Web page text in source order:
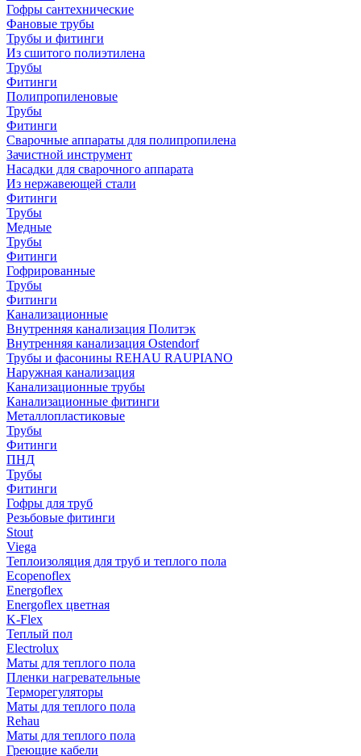
Гофры сантехнические
Фановые трубы
Трубы и фитинги
Из сшитого полиэтилена
Трубы
Фитинги
Полипропиленовые
Трубы
Фитинги
Сварочные аппараты для полипропилена
Зачистной инструмент
Насадки для сварочного аппарата
Из нержавеющей стали
Фитинги
Трубы
Медные
Трубы
Фитинги
Гофрированные
Трубы
Фитинги
Канализационные
Внутренняя канализация Политэк
Внутренняя канализация Ostendorf
Трубы и фасонины REHAU RAUPIANO
Наружная канализация
Канализационные трубы
Канализационные фитинги
Металлопластиковые
Трубы
Фитинги
ПНД
Трубы
Фитинги
Гофры для труб
Резьбовые фитинги
Stout
Viega
Теплоизоляция для труб и теплого пола
Ecopenoflex
Energoflex
Energoflex цветная
K-Flex
Теплый пол
Electrolux
Маты для теплого пола
Пленки нагревательные
Терморегуляторы
Маты для теплого пола
Rehau
Маты для теплого пола
Греющие кабели